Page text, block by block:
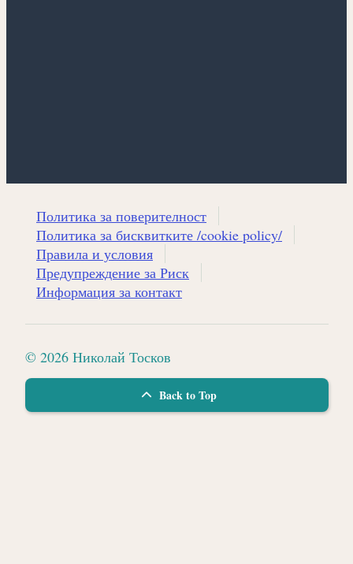
Политика за поверителност
Политика за бисквитките /cookie policy/
Правила и условия
Предупреждение за Риск
Информация за контакт
© 2026 Николай Тосков
Back to Top